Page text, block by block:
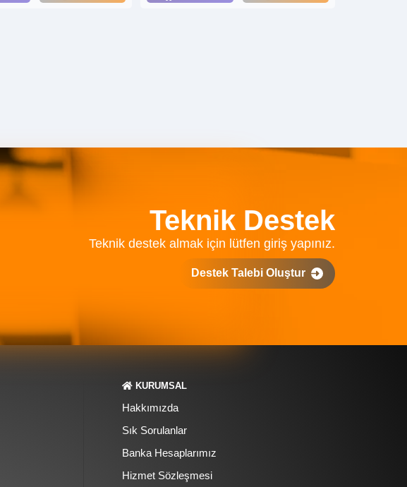
Teknik Destek
Teknik destek almak için lütfen giriş yapınız.
Destek Talebi Oluştur
KURUMSAL
Hakkımızda
Sık Sorulanlar
Banka Hesaplarımız
Hizmet Sözleşmesi